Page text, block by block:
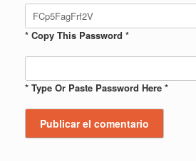
* Copy This Password *
* Type Or Paste Password Here *